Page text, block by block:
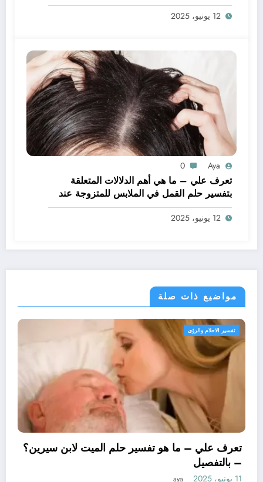
يدي – بالتفصيل
12 يونيو، 2025
Aya
0
تعرف علي – ما هي أهم الدلالات المتعلقة
بتفسير حلم القمل في الملابس للمتزوجة عند
ابن سيرين؟ – بالتفصيل
12 يونيو، 2025
مواضيع ذات صلة
تعرف علي